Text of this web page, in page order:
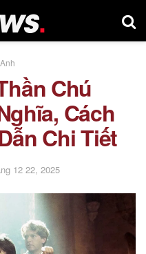
Chú
Cách
Chi Tiết
12 22, 2025